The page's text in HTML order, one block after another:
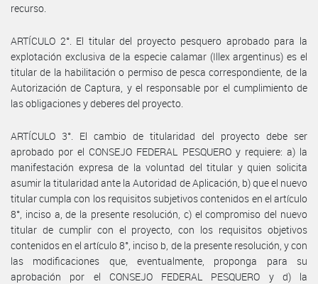
recurso.
ARTÍCULO 2°. El titular del proyecto pesquero aprobado para la
explotación exclusiva de la especie calamar (Illex argentinus) es el
titular de la habilitación o permiso de pesca correspondiente, de la
Autorización de Captura, y el responsable por el cumplimiento de
las obligaciones y deberes del proyecto.
ARTÍCULO 3°. El cambio de titularidad del proyecto debe ser
aprobado por el CONSEJO FEDERAL PESQUERO y requiere: a) la
manifestación expresa de la voluntad del titular y quien solicita
asumir la titularidad ante la Autoridad de Aplicación, b) que el nuevo
titular cumpla con los requisitos subjetivos contenidos en el artículo
8°, inciso a, de la presente resolución, c) el compromiso del nuevo
titular de cumplir con el proyecto, con los requisitos objetivos
contenidos en el artículo 8°, inciso b, de la presente resolución, y con
las modificaciones que, eventualmente, proponga para su
aprobación por el CONSEJO FEDERAL PESQUERO y d) la